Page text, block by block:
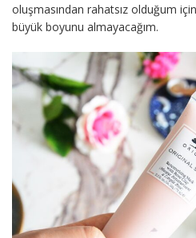
oluşmasından rahatsız olduğum
büyük boyunu almayacağım.